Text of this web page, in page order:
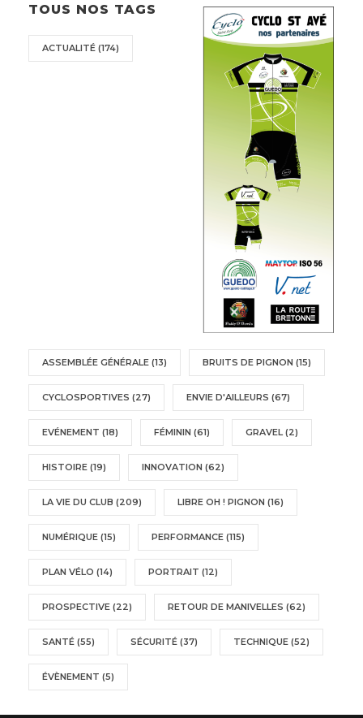
TOUS NOS TAGS
ACTUALITÉ (174)
ASSEMBLÉE GÉNÉRALE (13) BRUITS DE PIGNON (15)
CYCLOSPORTIVES (27) ENVIE D'AILLEURS (67)
EVÉNEMENT (18) FÉMININ (61) GRAVEL (2)
HISTOIRE (19) INNOVATION (62)
LA VIE DU CLUB (209) LIBRE OH ! PIGNON (16)
NUMÉRIQUE (15) PERFORMANCE (115)
PLAN VÉLO (14) PORTRAIT (12)
PROSPECTIVE (22) RETOUR DE MANIVELLES (62)
SANTÉ (55) SÉCURITÉ (37) TECHNIQUE (52)
ÉVÈNEMENT (5)